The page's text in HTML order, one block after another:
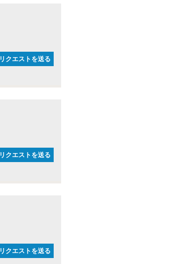
リクエストを送る
リクエストを送る
リクエストを送る